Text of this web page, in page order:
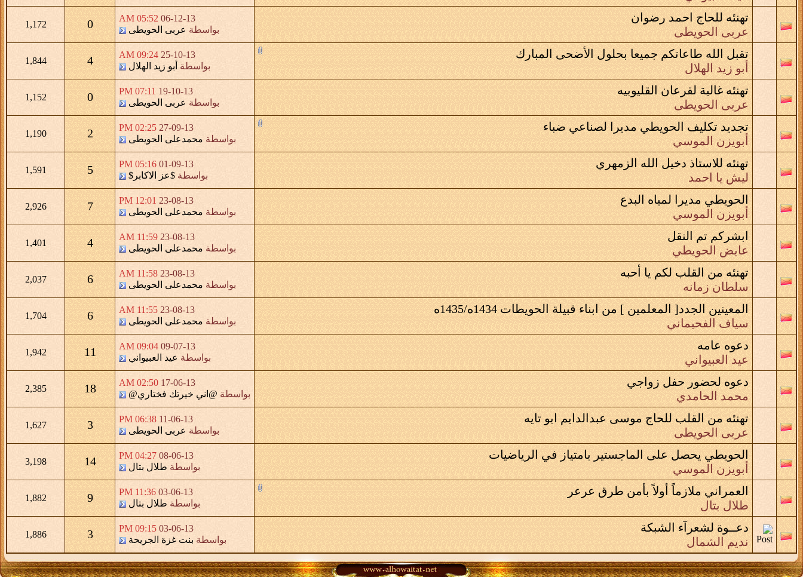
تهنئه للحاج احمد رضوان
عربى الحويطى
06-12-13
05:52 AM
بواسطة عربى الحويطى 0
1,172
تقبل الله طاعاتكم جميعا بحلول الأضحى المبارك
أبو زيد الهلال
25-10-13
09:24 AM
بواسطة أبو زيد الهلال 4
1,844
تهنئه غالية لقرعان القليوبيه
عربى الحويطى
19-10-13
07:11 PM
بواسطة عربى الحويطى 0
1,152
تجديد تكليف الحويطي مديرا لصناعي ضباء
أبويزن الموسي
27-09-13
02:25 PM
بواسطة محمدعلى الحويطى 2
1,190
تهنئه للاستاذ دخيل الله الزمهري
ليش يا احمد
01-09-13
05:16 PM
بواسطة $عز الاكابر$ 5
1,591
الحويطي مديرا لمياه البدع
أبويزن الموسي
23-08-13
12:01 PM
بواسطة محمدعلى الحويطى 7
2,926
ابشركم تم النقل
عايض الحويطي
23-08-13
11:59 AM
بواسطة محمدعلى الحويطى 4
1,401
تهنئه من القلب لكم يا أحبه
سلطان زمانه
23-08-13
11:58 AM
بواسطة محمدعلى الحويطى 6
2,037
المعينين الجدد[ المعلمين ] من ابناء قبيلة الحويطات 1434ه/1435ه
سياف الفحيماني
23-08-13
11:55 AM
بواسطة محمدعلى الحويطى 6
1,704
دعوه عامه
عيد العبيواني
09-07-13
09:04 AM
بواسطة عيد العبيواني 11
1,942
دعوه لحضور حفل زواجي
محمد الحامدي
17-06-13
02:50 AM
بواسطة @اني خيرتك فختاري@ 18
2,385
تهنئه من القلب للحاج موسى عبدالدايم ابو تايه
عربى الحويطى
11-06-13
06:38 PM
بواسطة عربى الحويطى 3
1,627
الحويطي يحصل على الماجستير بامتياز في الرياضيات
أبويزن الموسي
08-06-13
04:27 PM
بواسطة طلال بتال 14
3,198
العمراني ملازماً أولاً بأمن طرق عرعر
طلال بتال
03-06-13
11:36 PM
بواسطة طلال بتال 9
1,882
دعــوة لشعرآء الشبكة
نديم الشمال
03-06-13
09:15 PM
بواسطة بنت غزة الجريحة 3
1,886